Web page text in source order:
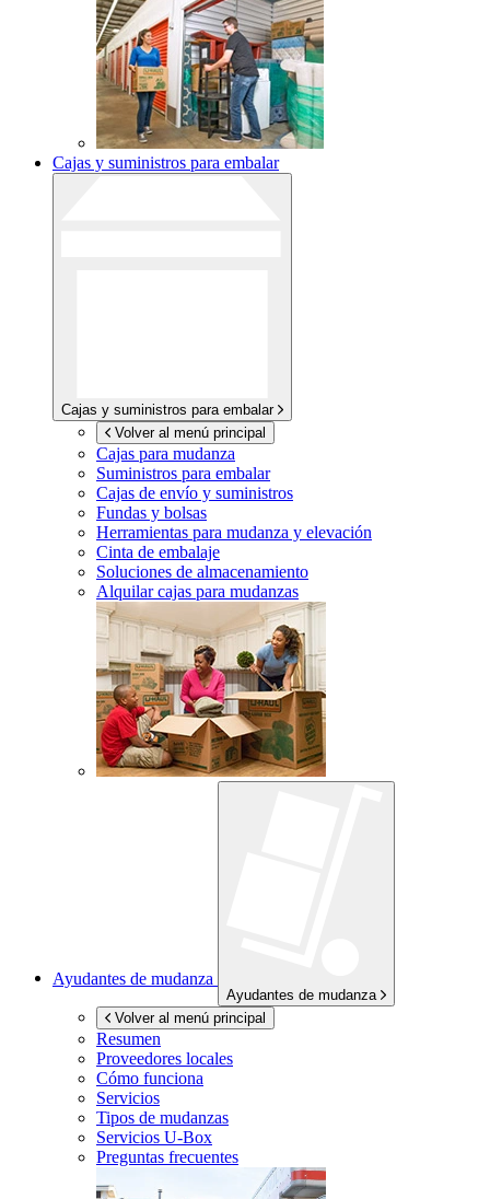
Cajas y suministros para embalar
Cajas y suministros para embalar
Volver al menú principal
Cajas para mudanza
Suministros para embalar
Cajas de envío y suministros
Fundas y bolsas
Herramientas para mudanza y elevación
Cinta de embalaje
Soluciones de almacenamiento
Alquilar cajas para mudanzas
Ayudantes de mudanza
Ayudantes de mudanza
Volver al menú principal
Resumen
Proveedores locales
Cómo funciona
Servicios
Tipos de mudanzas
Servicios U-Box
Preguntas frecuentes